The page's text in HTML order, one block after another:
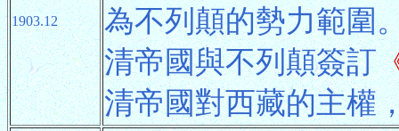
1903.12
為不列顛的勢力範圍
清帝國與不列顛簽訂
清帝國對西藏的主權